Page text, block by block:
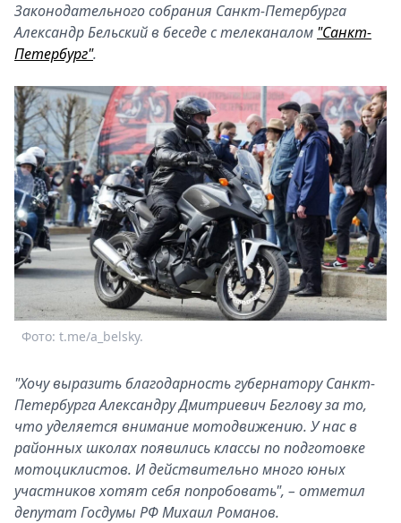
Законодательного собрания Санкт-Петербурга
Александр Бельский в беседе с телеканалом "Санкт-
Петербург".
Фото: t.me/a_belsky.
"Хочу выразить благодарность губернатору Санкт-
Петербурга Александру Дмитриевич Беглову за то,
что уделяется внимание мотодвижению. У нас в
районных школах появились классы по подготовке
мотоциклистов. И действительно много юных
участников хотят себя попробовать", – отметил
депутат Госдумы РФ Михаил Романов.